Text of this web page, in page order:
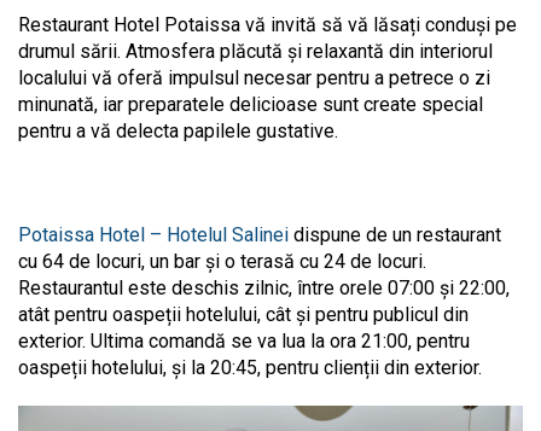
Restaurant Hotel Potaissa vă invită să vă lăsați conduși pe
drumul sării. Atmosfera plăcută și relaxantă din interiorul
localului vă oferă impulsul necesar pentru a petrece o zi
minunată, iar preparatele delicioase sunt create special
pentru a vă delecta papilele gustative.
Potaissa Hotel – Hotelul Salinei dispune de un restaurant
cu 64 de locuri, un bar și o terasă cu 24 de locuri.
Restaurantul este deschis zilnic, între orele 07:00 și 22:00,
atât pentru oaspeții hotelului, cât și pentru publicul din
exterior. Ultima comandă se va lua la ora 21:00, pentru
oaspeții hotelului, și la 20:45, pentru clienții din exterior.